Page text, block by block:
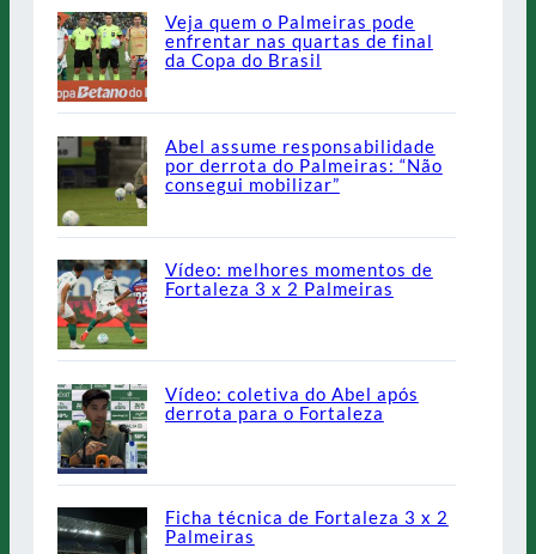
Veja quem o Palmeiras pode
enfrentar nas quartas de final
da Copa do Brasil
Abel assume responsabilidade
por derrota do Palmeiras: “Não
consegui mobilizar”
Vídeo: melhores momentos de
Fortaleza 3 x 2 Palmeiras
Vídeo: coletiva do Abel após
derrota para o Fortaleza
Ficha técnica de Fortaleza 3 x 2
Palmeiras